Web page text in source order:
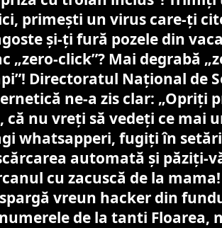
primești un virus care-ți
și-ți fură pozele din
„zero-click”? Mai degrabă
Directoratul Național de
ne-a zis clar: „Opriți
că nu vreți să vedeți ce mai
whatsapperi, fugiți în
automată și păziți-
cu zacuscă de la
vreun hacker din
de la tanti Floarea,